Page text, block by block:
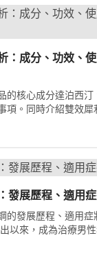
：成分、功效、
的核心成分達泊西汀
項。同時介紹雙效犀
發展歷程、適用
的發展歷程、適用症
以來，成為治療男